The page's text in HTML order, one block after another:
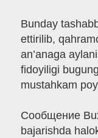
Bunday
ettirilib,
an’anaga
fidoyiligi
mustahkam
Сообщение
bajarishda